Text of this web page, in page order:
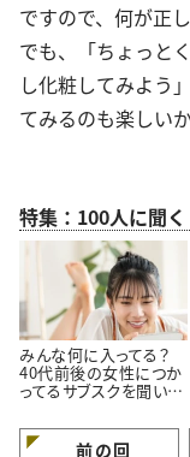
ですので、何が正
でも、「ちょっと
し化粧してみよう
てみるのも楽しい
特集：100人に聞
みんな何に入ってる？
40代前後の女性につか
ってるサブスクを聞いて
前の回